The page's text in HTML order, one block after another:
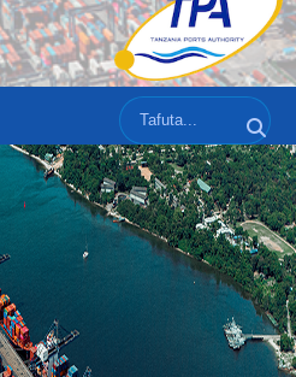
Tafuta